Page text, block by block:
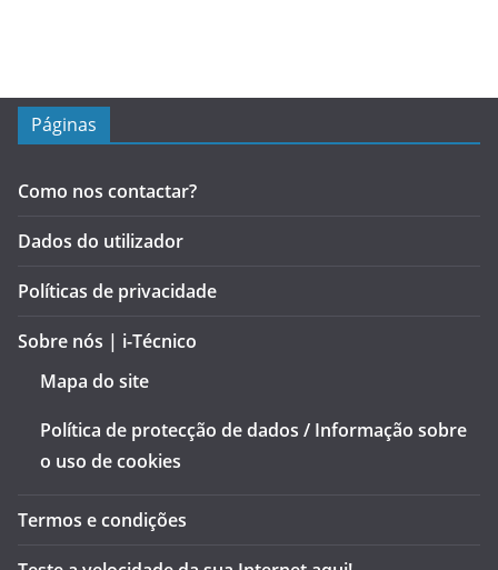
Páginas
Como nos contactar?
Dados do utilizador
Políticas de privacidade
Sobre nós | i-Técnico
Mapa do site
Política de protecção de dados / Informação sobre
o uso de cookies
Termos e condições